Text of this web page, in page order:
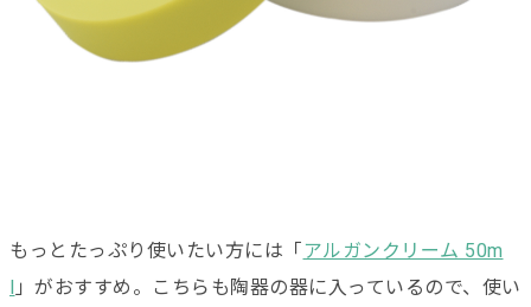
もっとたっぷり使いたい方には「 アルガンクリーム 50m
」がおすすめ。こちらも陶器の器に入っているので、使い